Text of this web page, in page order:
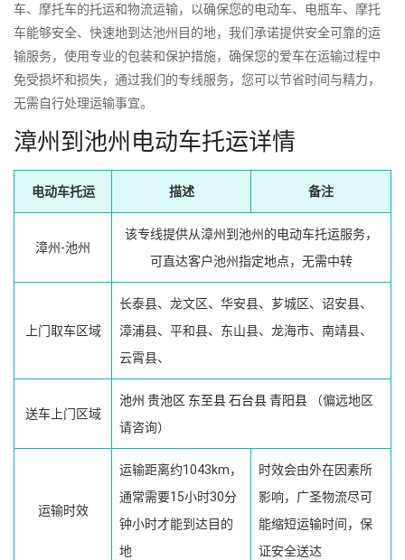
车、摩托车的托运和物流运输，以确保您的电动车、电瓶车、摩托
车能够安全、快速地到达池州目的地，我们承诺提供安全可靠的运
输服务，使用专业的包装和保护措施，确保您的爱车在运输过程中
免受损坏和损失，通过我们的专线服务，您可以节省时间与精力，
无需自行处理运输事宜。
漳州到池州电动车托运详情
电动车托运 描述 备注
漳州-池州
该专线提供从漳州到池州的电动车托运服务，
可直达客户池州指定地点，无需中转
上门取车区域
长泰县、龙文区、华安县、芗城区、诏安县、
漳浦县、平和县、东山县、龙海市、南靖县、
云霄县、
送车上门区域
池州 贵池区 东至县石台县青阳县 （偏远地区
请咨询）
运输时效
运输距离约1043km，
通常需要15小时30分
钟小时才能到达目的
地
时效会由外在因素所
影响，广圣物流尽可
能缩短运输时间，保
证安全送达